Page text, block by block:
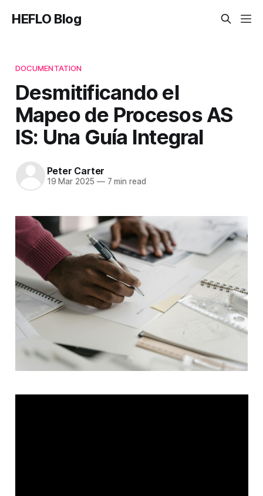
HEFLO Blog
DOCUMENTATION
Desmitificando el
Mapeo de Procesos AS
IS: Una Guía Integral
Peter Carter
19 Mar 2025 —7 min read